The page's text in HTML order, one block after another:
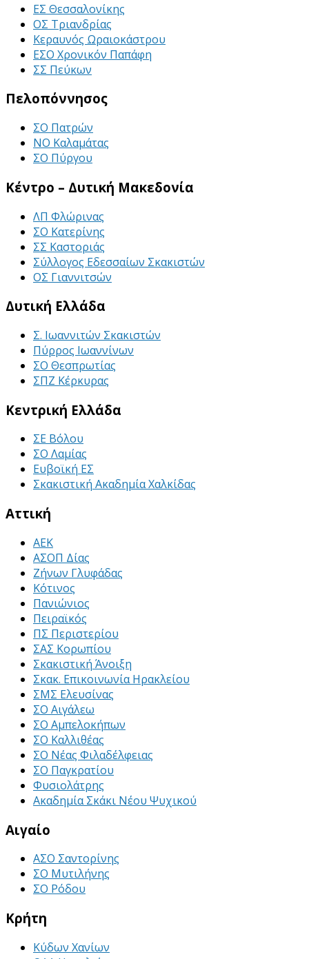
ΕΣ Θεσσαλονίκης
ΟΣ Τριανδρίας
Κεραυνός Ωραιοκάστρου
ΕΣΟ Χρονικόν Παπάφη
ΣΣ Πεύκων
Πελοπόννησος
ΣΟ Πατρών
ΝΟ Καλαμάτας
ΣΟ Πύργου
Κέντρο – Δυτική Μακεδονία
ΛΠ Φλώρινας
ΣΟ Κατερίνης
ΣΣ Καστοριάς
Σύλλογος Εδεσσαίων Σκακιστών
ΟΣ Γιαννιτσών
Δυτική Ελλάδα
Σ. Ιωαννιτών Σκακιστών
Πύρρος Ιωαννίνων
ΣΟ Θεσπρωτίας
ΣΠΖ Κέρκυρας
Κεντρική Ελλάδα
ΣΕ Βόλου
ΣΟ Λαμίας
Ευβοϊκή ΕΣ
Σκακιστική Ακαδημία Χαλκίδας
Αττική
ΑΕΚ
ΑΣΟΠ Δίας
Ζήνων Γλυφάδας
Κότινος
Πανιώνιος
Πειραϊκός
ΠΣ Περιστερίου
ΣΑΣ Κορωπίου
Σκακιστική Άνοιξη
Σκακ. Επικοινωνία Ηρακλείου
ΣΜΣ Ελευσίνας
ΣΟ Αιγάλεω
ΣΟ Αμπελοκήπων
ΣΟ Καλλιθέας
ΣΟ Νέας Φιλαδέλφειας
ΣΟ Παγκρατίου
Φυσιολάτρης
Ακαδημία Σκάκι Νέου Ψυχικού
Αιγαίο
ΑΣΟ Σαντορίνης
ΣΟ Μυτιλήνης
ΣΟ Ρόδου
Κρήτη
Κύδων Χανίων